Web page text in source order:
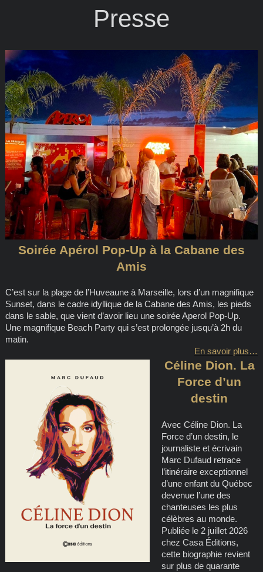
Presse
Soirée Apérol Pop-Up à la Cabane des
Amis
C’est sur la plage de l’Huveaune à Marseille, lors d’un magnifique
Sunset, dans le cadre idyllique de la Cabane des Amis, les pieds
dans le sable, que vient d’avoir lieu une soirée Aperol Pop-Up.
Une magnifique Beach Party qui s’est prolongée jusqu’à 2h du
matin.
En savoir plus…
Céline Dion. La
Force d’un
destin
Avec Céline Dion. La
Force d’un destin, le
journaliste et écrivain
Marc Dufaud retrace
l’itinéraire exceptionnel
d’une enfant du Québec
devenue l’une des
chanteuses les plus
célèbres au monde.
Publiée le 2 juillet 2026
chez Casa Éditions,
cette biographie revient
sur plus de quarante